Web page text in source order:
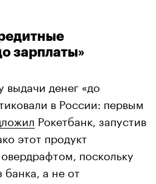
зарплаты»
выдачи денег «до
в России: первым
Рокетбанк, запустив
этот продукт
поскольку
банка, а не от